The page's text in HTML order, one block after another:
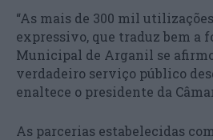
“As mais de 300 mil
expressivo, que traduz bem a
Municipal de Arganil se
verdadeiro serviço público
enaltece o presidente da
As parcerias estabelecidas